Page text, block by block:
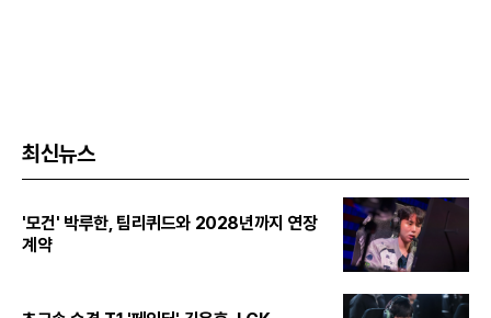
최신뉴스
'모건' 박루한, 팀리퀴드와 2028년까지 연장
계약